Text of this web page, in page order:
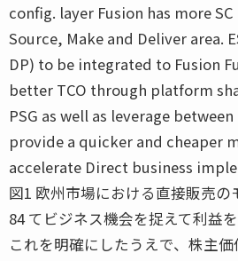
config. layer Fusion has more
Source, Make and Deliver area.
DP) to be integrated to Fusion
better TCO through platform
PSG as well as leverage
provide a quicker and cheaper
accelerate Direct business
図1 欧州市場における直接販売の
84 てビジネス機会を捉えて利益
これを明確にしたうえで、株主